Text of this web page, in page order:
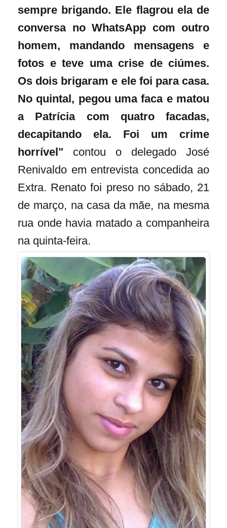
sempre brigando. Ele flagrou ela de
conversa no WhatsApp com outro
homem, mandando mensagens e
fotos e teve uma crise de ciúmes.
Os dois brigaram e ele foi para casa.
No quintal, pegou uma faca e matou
a Patrícia com quatro facadas,
decapitando ela. Foi um crime
horrível" contou o delegado José
Renivaldo em entrevista concedida ao
Extra. Renato foi preso no sábado, 21
de março, na casa da mãe, na mesma
rua onde havia matado a companheira
na quinta-feira.